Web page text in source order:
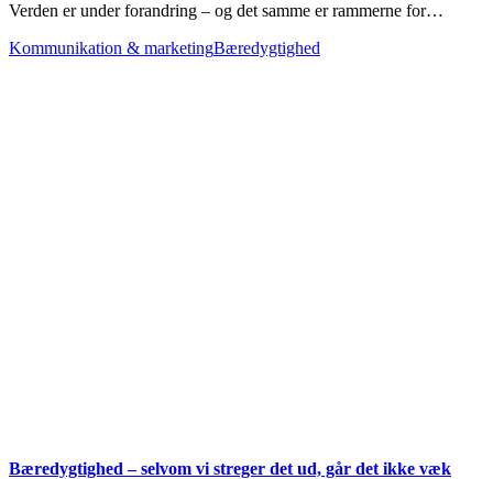
Verden er under forandring – og det samme er rammerne for…
Kommunikation & marketingBæredygtighed
Bæredygtighed – selvom vi streger det ud, går det ikke væk